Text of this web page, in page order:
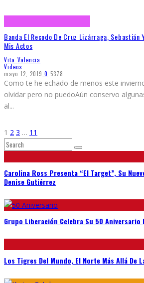
Banda El Recodo De Cruz Lizárraga, Sebastián
Mis Actos
Vita Valencia
Videos
mayo 12, 2019 0 5378
Como te he echado de menos este
olvidar pero no puedoAún conservo
al...
1 2 3 … 11
Carolina Ross Presenta “El Target”, Su
Denise Gutiérrez
Grupo Liberación Celebra Su 50
Los Tigres Del Mundo, El Norte Más Allá De